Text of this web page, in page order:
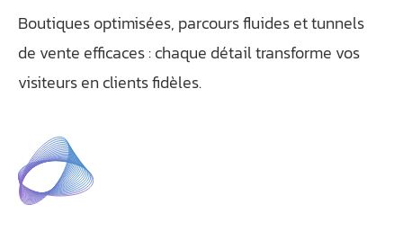
Boutiques optimisées, parcours fluides et tunnels
de vente efficaces : chaque détail transforme vos
visiteurs en clients fidèles.
Bienvenue chez Athorus Digital
Je suis Athobot, votre assistant digital.
dessous :